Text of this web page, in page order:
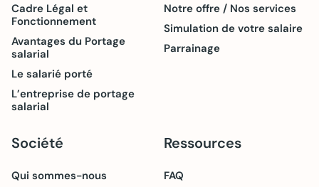
Cadre Légal et
Fonctionnement
Avantages du Portage
salarial
Le salarié porté
L’entreprise de portage
salarial
Notre offre / Nos services
Simulation de votre salaire
Parrainage
Société
Qui sommes-nous
Ressources
FAQ